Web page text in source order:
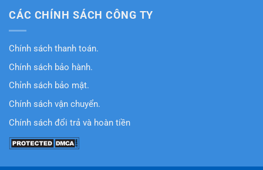
CÁC CHÍNH SÁCH CÔNG TY
Chính sách thanh toán.
Chính sách bảo hành.
Chỉnh sách bảo mật.
Chính sách vận chuyển.
Chính sách đổi trả và hoàn tiền